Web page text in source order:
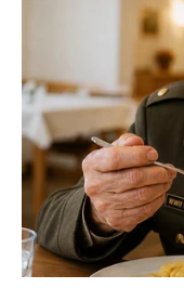
Kćeri Sergeja
vještine i izrastaju u
to su zaslužni pjevač i
daruju svoju veliku
publikacije, glazbenik
roditeljske tehnike.